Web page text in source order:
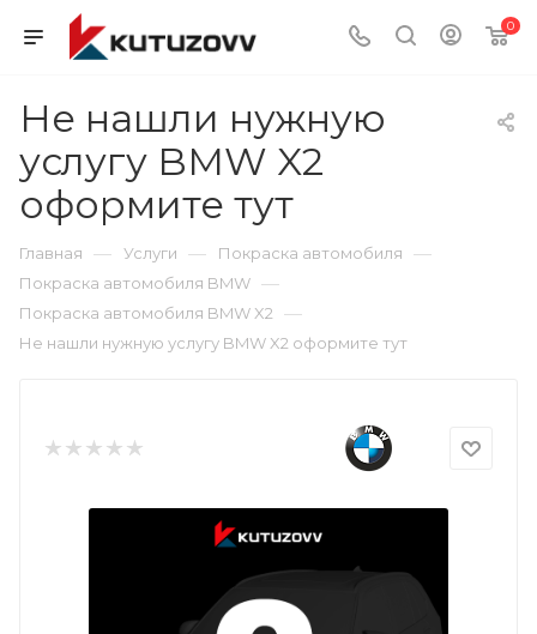
0
Не нашли нужную
услугу BMW X2
оформите тут
Главная — Услуги — Покраска автомобиля —
Покраска автомобиля BMW —
Покраска автомобиля BMW X2 —
Не нашли нужную услугу BMW X2 оформите тут